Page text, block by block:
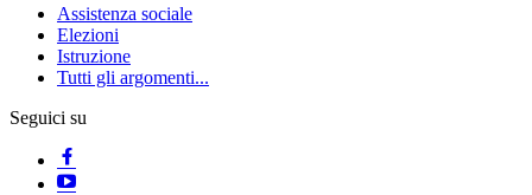
Assistenza sociale
Elezioni
Istruzione
Tutti gli argomenti...
Seguici su